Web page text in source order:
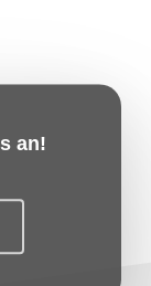
an!